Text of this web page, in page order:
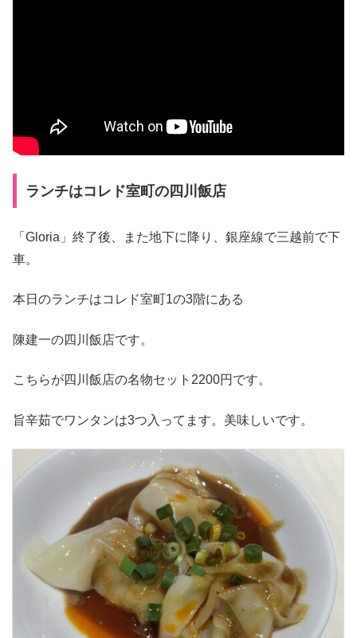
ランチはコレド室町の四川飯店
「Gloria」終了後、また地下に降り、銀座線で三越前で下
車。
本日のランチはコレド室町1の3階にある
陳建一の四川飯店です。
こちらが四川飯店の名物セット2200円です。
旨辛茹でワンタンは3つ入ってます。美味しいです。